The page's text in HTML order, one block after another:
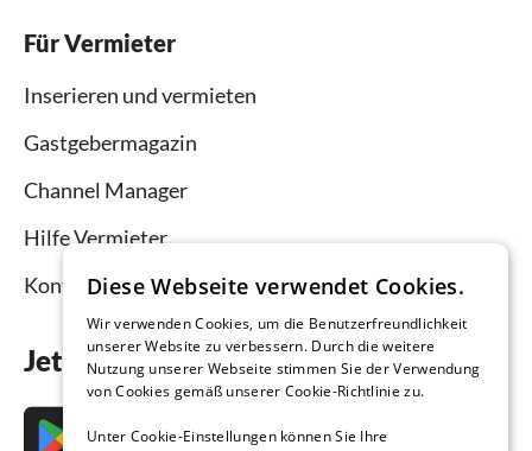
Für Vermieter
Inserieren und vermieten
Gastgebermagazin
Channel Manager
Hilfe Vermieter
Kontakt
Jetzt die App downloaden
Diese Webseite verwendet Cookies.
Wir verwenden Cookies, um die Benutzerfreundlichkeit
unserer Website zu verbessern. Durch die weitere
Nutzung unserer Webseite stimmen Sie der Verwendung
von Cookies gemäß unserer Cookie-Richtlinie zu.
Unter Cookie-Einstellungen können Sie Ihre